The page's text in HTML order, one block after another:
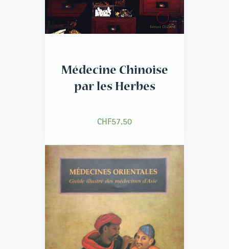
Médecine Chinoise
par les Herbes
CHF57.50